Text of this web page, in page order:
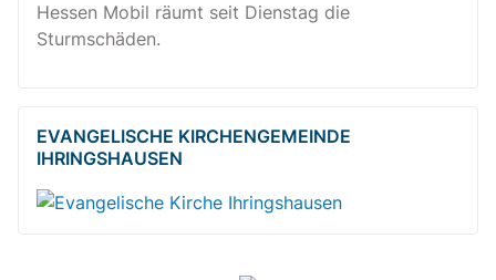
Hessen Mobil räumt seit Dienstag die
Sturmschäden.
EVANGELISCHE KIRCHENGEMEINDE
IHRINGSHAUSEN